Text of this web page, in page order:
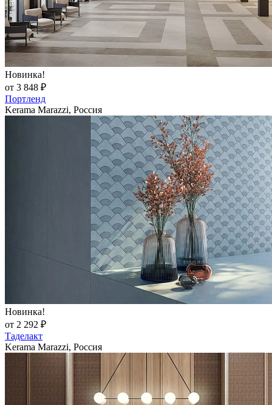
Новинка!
от 3 848 ₽
Портленд
Kerama Marazzi, Россия
Новинка!
от 2 292 ₽
Таделакт
Kerama Marazzi, Россия